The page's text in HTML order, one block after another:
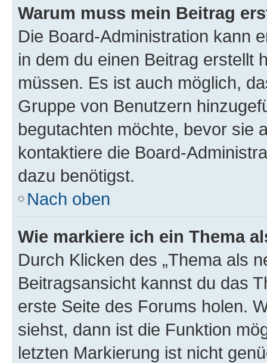
Warum muss mein Beitrag
Die Board-Administration kann
in dem du einen Beitrag erstellt
müssen. Es ist auch möglich,
Gruppe von Benutzern
begutachten möchte, bevor sie
kontaktiere die Board-
dazu benötigst.
Nach oben
Wie markiere ich ein Thema
Durch Klicken des „Thema als
Beitragsansicht kannst du das
erste Seite des Forums holen.
siehst, dann ist die Funktion
letzten Markierung ist nicht